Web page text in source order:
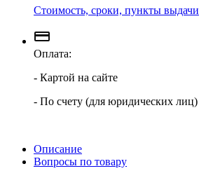
Стоимость, сроки, пункты выдачи
Оплата:
- Картой на сайте
- По счету (для юридических лиц)
Описание
Вопросы по товару